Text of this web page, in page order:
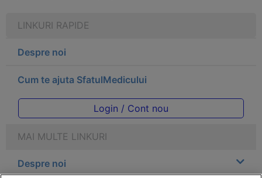
LINKURI RAPIDE
Despre noi
Cum te ajuta SfatulMedicului
Login / Cont nou
MAI MULTE LINKURI
Despre noi